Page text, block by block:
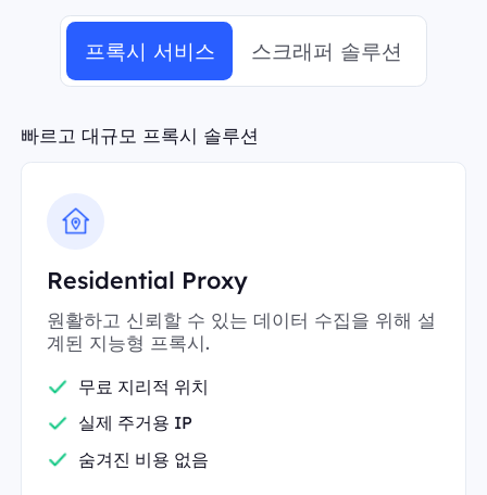
프록시 서비스 스크래퍼 솔루션
빠르고 대규모 프록시 솔루션
Residential Proxy
원활하고 신뢰할 수 있는 데이터 수집을 위해 설
계된 지능형 프록시.
무료 지리적 위치
실제 주거용 IP
숨겨진 비용 없음